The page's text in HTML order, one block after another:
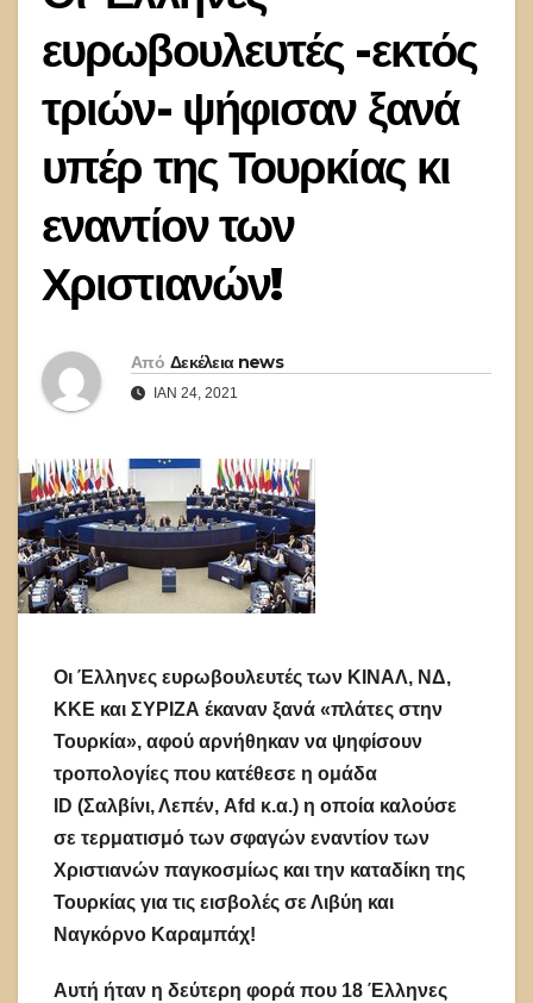
ευρωβουλευτές -εκτός
τριών- ψήφισαν ξανά
υπέρ της Τουρκίας κι
εναντίον των
Χριστιανών!
Από Δεκέλεια news
ΙΑΝ 24, 2021
Οι Έλληνες ευρωβουλευτές των ΚΙΝΑΛ, ΝΔ,
ΚΚΕ και ΣΥΡΙΖΑ έκαναν ξανά «πλάτες στην
Τουρκία», αφού αρνήθηκαν να ψηφίσουν
τροπολογίες που κατέθεσε η ομάδα
ID (Σαλβίνι, Λεπέν, Afd κ.α.) η οποία καλούσε
σε τερματισμό των σφαγών εναντίον των
Χριστιανών παγκοσμίως και την καταδίκη της
Τουρκίας για τις εισβολές σε Λιβύη και
Ναγκόρνο Καραμπάχ!
Αυτή ήταν η δεύτερη φορά που 18 Έλληνες